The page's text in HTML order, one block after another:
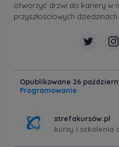
otworzyć drzwi do kariery w
przyszłościowych
Opublikowane 26
Programowanie
strefakursów.pl
kursy i szkolenia